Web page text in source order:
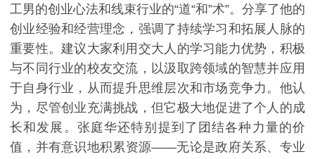
工男的创业心法和线束行业的“道“和”术”。分享了他的
创业经验和经营理念，强调了持续学习和拓展人脉的
重要性。建议大家利用交大人的学习能力优势，积极
与不同行业的校友交流，以汲取跨领域的智慧并应用
于自身行业，从而提升思维层次和市场竞争力。他认
为，尽管创业充满挑战，但它极大地促进了个人的成
长和发展。张庭华还特别提到了团结各种力量的价
值，并有意识地积累资源——无论是政府关系、专业